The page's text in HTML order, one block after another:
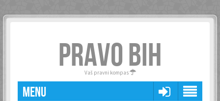
PRAVO BIH
Vaš pravni kompas
MENU